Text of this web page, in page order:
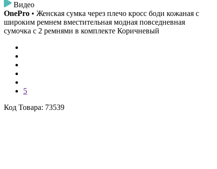
Видео
OnePro • Женская сумка через плечо кросс боди кожаная с
широким ремнем вместительная модная повседневная
сумочка с 2 ремнями в комплекте Коричневый
5
Код Товара: 73539